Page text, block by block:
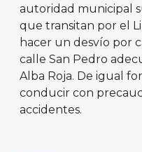
autoridad municipal
que transitan por el
hacer un desvío por
calle San Pedro
Alba Roja. De igual
conducir con
accidentes.